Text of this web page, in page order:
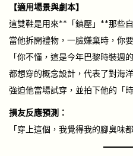
【適用場景與劇本】
這雙鞋是用來**「鎮壓」**那些
當他拆開禮物，一臉嫌棄時，你
「你不懂，這是今年巴黎時裝週
都想穿的概念設計，代表了對海
強迫他當場試穿，並拍下他的「
損友反應預測：
「穿上這個，我覺得我的腳臭味